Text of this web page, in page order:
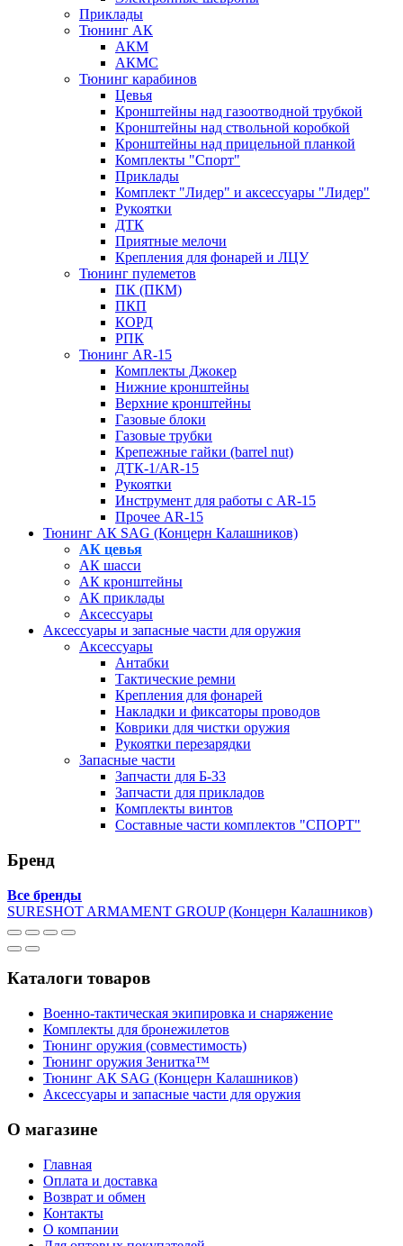
Приклады
Тюнинг АК
АКМ
АКМС
Тюнинг карабинов
Цевья
Кронштейны над газоотводной трубкой
Кронштейны над ствольной коробкой
Кронштейны над прицельной планкой
Комплекты "Спорт"
Приклады
Комплект "Лидер" и аксессуары "Лидер"
Рукоятки
ДТК
Приятные мелочи
Крепления для фонарей и ЛЦУ
Тюнинг пулеметов
ПК (ПКМ)
ПКП
КОРД
РПК
Тюнинг AR-15
Комплекты Джокер
Нижние кронштейны
Верхние кронштейны
Газовые блоки
Газовые трубки
Крепежные гайки (barrel nut)
ДТК-1/AR-15
Рукоятки
Инструмент для работы с AR-15
Прочее AR-15
Тюнинг АК SAG (Концерн Калашников)
АК цевья
АК шасси
АК кронштейны
АК приклады
Аксессуары
Аксессуары и запасные части для оружия
Аксессуары
Антабки
Тактические ремни
Крепления для фонарей
Накладки и фиксаторы проводов
Коврики для чистки оружия
Рукоятки перезарядки
Запасные части
Запчасти для Б-33
Запчасти для прикладов
Комплекты винтов
Составные части комплектов "СПОРТ"
Бренд
Все бренды
SURESHOT ARMAMENT GROUP (Концерн Калашников)
Каталоги товаров
Военно-тактическая экипировка и снаряжение
Комплекты для бронежилетов
Тюнинг оружия (совместимость)
Тюнинг оружия Зенитка™
Тюнинг АК SAG (Концерн Калашников)
Аксессуары и запасные части для оружия
О магазине
Главная
Оплата и доставка
Возврат и обмен
Контакты
О компании